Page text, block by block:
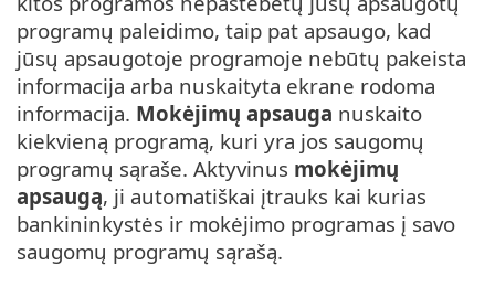
programų paleidimo, taip pat apsaugo, kad
jūsų apsaugotoje programoje nebūtų pakeista
informacija arba nuskaityta ekrane rodoma
informacija. Mokėjimų apsauga nuskaito
kiekvieną programą, kuri yra jos saugomų
programų sąraše. Aktyvinus mokėjimų
apsaugą, ji automatiškai įtrauks kai kurias
bankininkystės ir mokėjimo programas į savo
saugomų programų sąrašą.